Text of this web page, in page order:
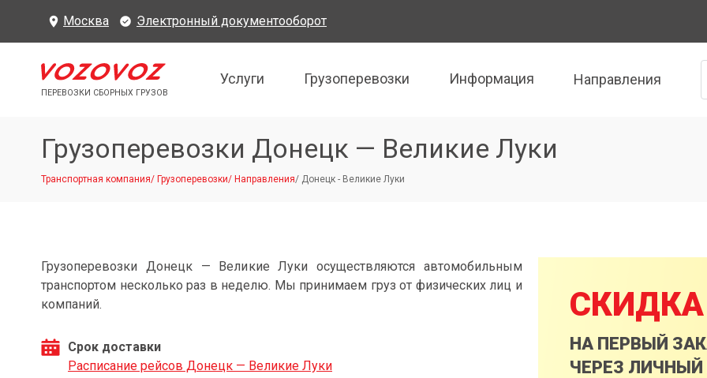
Москва Электронный документооборот
ПЕРЕВОЗКИ СБОРНЫХ ГРУЗОВ
Услуги Грузоперевозки Информация Направления
Грузоперевозки Донецк — Великие Луки
Транспортная компания/ Грузоперевозки/ Направления/ Донецк - Великие Луки
Грузоперевозки Донецк — Великие Луки осуществляются автомобильным
транспортом несколько раз в неделю. Мы принимаем груз от физических лиц и
компаний.
Срок доставки
Расписание рейсов Донецк — Великие Луки
СКИДКА
НА ПЕРВЫЙ
ЧЕРЕЗ ЛИЧНЫЙ